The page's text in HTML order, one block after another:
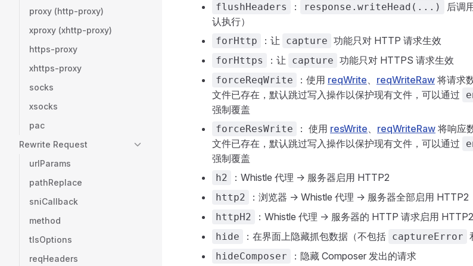
proxy (http-proxy)
xproxy (xhttp-proxy)
https-proxy
xhttps-proxy
socks
xsocks
pac
Rewrite Request
urlParams
pathReplace
sniCallback
method
tlsOptions
reqHeaders
flushHeaders ： response.writeHead(...) 后调
认执行）
forHttp ：让 capture 功能只对 HTTP 请求生效
forHttps ：让 capture 功能只对 HTTPS 请求生效
forceReqWrite ：使用 reqWrite、 reqWriteRaw 将请求
文件已存在，默认跳过写入操作以保护现有文件，可以通过
强制覆盖
forceResWrite ： 使用 resWrite、 reqWriteRaw 将响应
文件已存在，默认跳过写入操作以保护现有文件，可以通过
强制覆盖
h2 ：Whistle 代理 -> 服务器启用 HTTP2
http2 ：浏览器 -> Whistle 代理 -> 服务器全部启用 HTTP2
httpH2 ：Whistle 代理 -> 服务器的 HTTP 请求启用 HTTP2
hide ：在界面上隐藏抓包数据（不包括 captureError
hideComposer ：隐藏 Composer 发出的请求